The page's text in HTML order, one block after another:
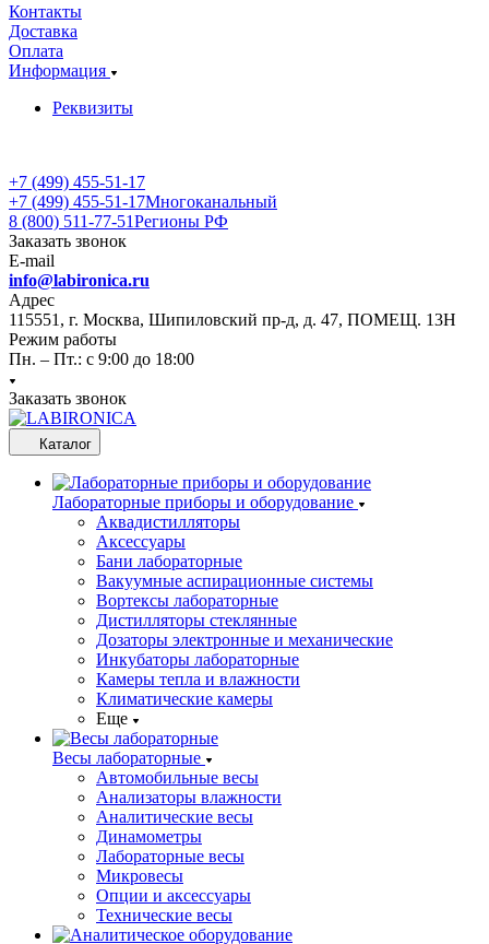
Контакты
Доставка
Оплата
Информация
Реквизиты
+7 (499) 455-51-17
+7 (499) 455-51-17Многоканальный
8 (800) 511-77-51Регионы РФ
Заказать звонок
E-mail
info@labironica.ru
Адрес
115551, г. Москва, Шипиловский пр-д, д. 47, ПОМЕЩ. 13Н
Режим работы
Пн. – Пт.: с 9:00 до 18:00
Заказать звонок
Каталог
Лабораторные приборы и оборудование
Аквадистилляторы
Аксессуары
Бани лабораторные
Вакуумные аспирационные системы
Вортексы лабораторные
Дистилляторы стеклянные
Дозаторы электронные и механические
Инкубаторы лабораторные
Камеры тепла и влажности
Климатические камеры
Еще
Весы лабораторные
Автомобильные весы
Анализаторы влажности
Аналитические весы
Динамометры
Лабораторные весы
Микровесы
Опции и аксессуары
Технические весы